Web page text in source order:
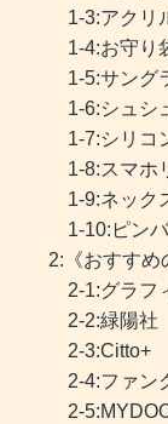
1-3:アクリ
1-4:お守り
1-5:サング
1-6:シュシ
1-7:シリコ
1-8:スマホ
1-9:ネック
1-10:ピン
2:《おすすめ
2-1:グラフ
2-2:緑陽社
2-3:Citto+
2-4:ファン
2-